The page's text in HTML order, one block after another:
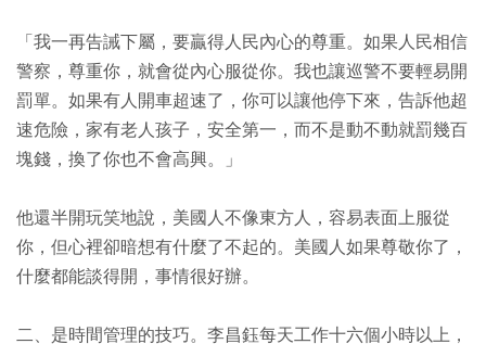
「我一再告誡下屬，要贏得人民內心的尊重。如果人民相信
警察，尊重你，就會從內心服從你。我也讓巡警不要輕易開
罰單。如果有人開車超速了，你可以讓他停下來，告訴他超
速危險，家有老人孩子，安全第一，而不是動不動就罰幾百
塊錢，換了你也不會高興。」
他還半開玩笑地說，美國人不像東方人，容易表面上服從
你，但心裡卻暗想有什麼了不起的。美國人如果尊敬你了，
什麼都能談得開，事情很好辦。
二、是時間管理的技巧。李昌鈺每天工作十六個小時以上，